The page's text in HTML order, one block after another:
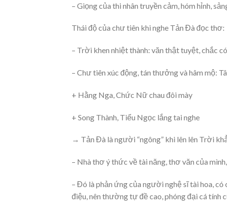
– Giọng của thi nhân truyền cảm, hóm hỉnh,
Thái độ của chư tiên khi nghe Tản Đà đọc thơ:
– Trời khen nhiệt thành: văn thật tuyệt, chắc
– Chư tiên xúc động, tán thưởng và hâm mộ:
+ Hằng Nga, Chức Nữ chau đôi mày
+ Song Thành, Tiểu Ngọc lắng tai nghe
→ Tản Đà là người “ngông” khi lên lên Trời
– Nhà thơ ý thức về tài năng, thơ văn của
– Đó là phản ứng của người nghệ sĩ tài hoa,
điệu, nên thường tự đề cao, phóng đại cá tính